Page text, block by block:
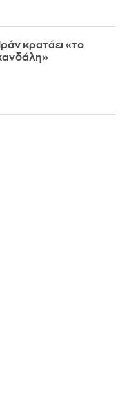
κρατάει «το